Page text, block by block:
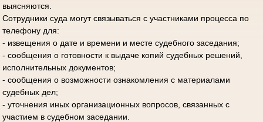
выясняются.
Сотрудники суда могут связываться с участниками процесса по
телефону для:
- извещения о дате и времени и месте судебного заседания;
- сообщения о готовности к выдаче копий судебных решений,
исполнительных документов;
- сообщения о возможности ознакомления с материалами
судебных дел;
- уточнения иных организационных вопросов, связанных с
участием в судебном заседании.